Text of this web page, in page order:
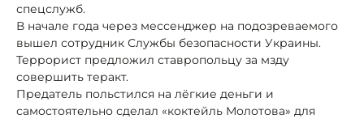
спецслужб.
В начале года через мессенджер на подозреваемого
вышел сотрудник Службы безопасности Украины.
Террорист предложил ставропольцу за мзду
совершить теракт.
Предатель польстился на лёгкие деньги и
самостоятельно сделал «коктейль Молотова» для